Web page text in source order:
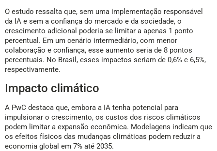
O estudo ressalta que, sem uma implementação responsável
da IA e sem a confiança do mercado e da sociedade, o
crescimento adicional poderia se limitar a apenas 1 ponto
percentual. Em um cenário intermediário, com menor
colaboração e confiança, esse aumento seria de 8 pontos
percentuais. No Brasil, esses impactos seriam de 0,6% e 6,5%,
respectivamente.
Impacto climático
A PwC destaca que, embora a IA tenha potencial para
impulsionar o crescimento, os custos dos riscos climáticos
podem limitar a expansão econômica. Modelagens indicam que
os efeitos físicos das mudanças climáticas podem reduzir a
economia global em 7% até 2035.